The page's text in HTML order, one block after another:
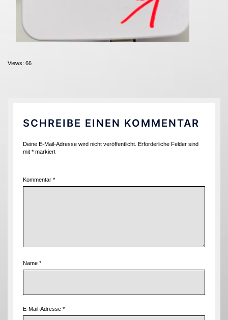
Views: 66
SCHREIBE EINEN KOMMENTAR
Deine E-Mail-Adresse wird nicht veröffentlicht. Erforderliche Felder sind
mit * markiert
Kommentar *
Name *
E-Mail-Adresse *